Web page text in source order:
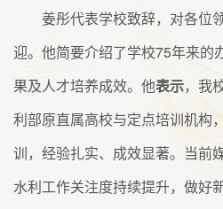
姜彤代表学校致辞，对各位
迎。他简要介绍了学校75年来的
果及人才培养成效。他表示，我
利部原直属高校与定点培训机构
训，经验扎实、成效显著。当前
水利工作关注度持续提升，做好